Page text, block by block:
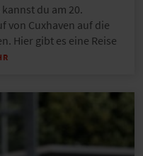
du am 20.
von Cuxhaven auf die
Hier gibt es eine Reise